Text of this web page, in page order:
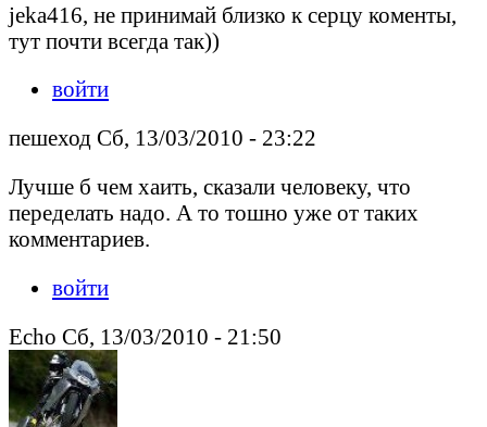
jeka416, не принимай близко к серцу коменты,
тут почти всегда так))
войти
пешеход Сб, 13/03/2010 - 23:22
Лучше б чем хаить, сказали человеку, что
переделать надо. А то тошно уже от таких
комментариев.
войти
Echo Сб, 13/03/2010 - 21:50